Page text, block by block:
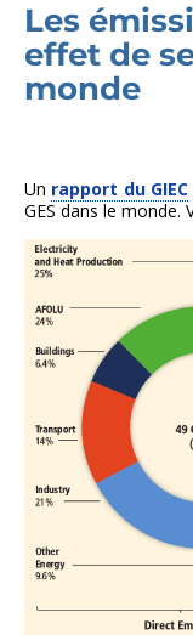
Les
effet de
monde
Un rapport du GIEC
GES dans le monde.